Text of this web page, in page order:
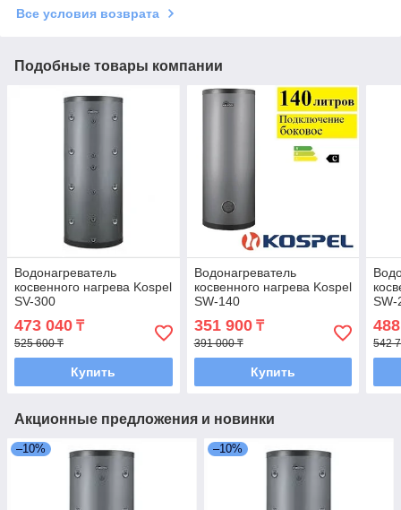
Все условия возврата
Подобные товары компании
Водонагреватель
косвенного нагрева Kospel
SV-300
473 040 ₸
525 600 ₸
Купить
Водонагреватель
косвенного нагрева Kospel
SW-140
351 900₸
391 000 ₸
Купить
SW-
542
Акционные предложения и новинки
–10% –10%